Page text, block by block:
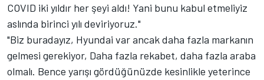
COVID iki yıldır her şeyi aldı! Yani bunu kabul etmeliyiz
aslında birinci yılı deviriyoruz."
"Biz buradayız, Hyundai var ancak daha fazla markanın
gelmesi gerekiyor, Daha fazla rekabet, daha fazla araba
olmalı. Bence yarışı gördüğünüzde kesinlikle yeterince